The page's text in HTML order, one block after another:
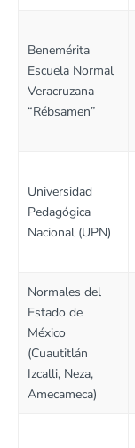
Benemérita
Escuela Normal
Veracruzana
“Rébsamen”
Universidad
Pedagógica
Nacional (UPN)
Normales del
Estado de
México
(Cuautitlán
Izcalli, Neza,
Amecameca)